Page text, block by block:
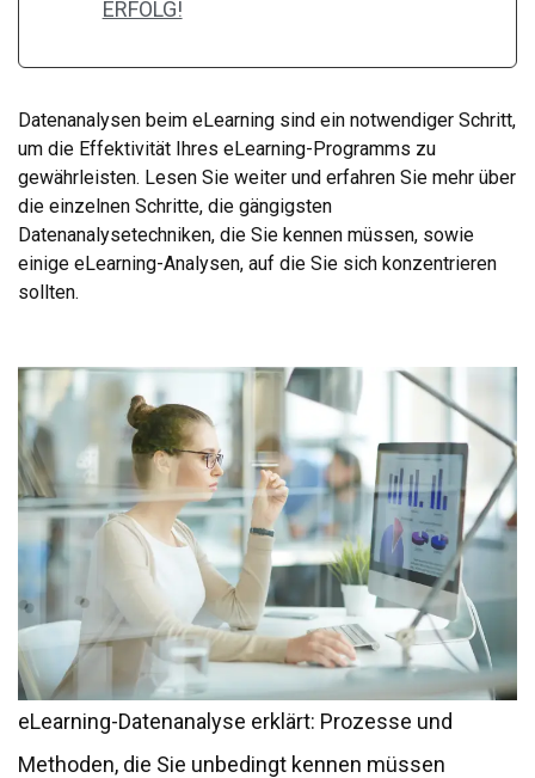
ERFOLG!
Datenanalysen beim eLearning sind ein notwendiger Schritt,
um die Effektivität Ihres eLearning-Programms zu
gewährleisten. Lesen Sie weiter und erfahren Sie mehr über
die einzelnen Schritte, die gängigsten
Datenanalysetechniken, die Sie kennen müssen, sowie
einige eLearning-Analysen, auf die Sie sich konzentrieren
sollten.
eLearning-Datenanalyse erklärt: Prozesse und
Methoden, die Sie unbedingt kennen müssen